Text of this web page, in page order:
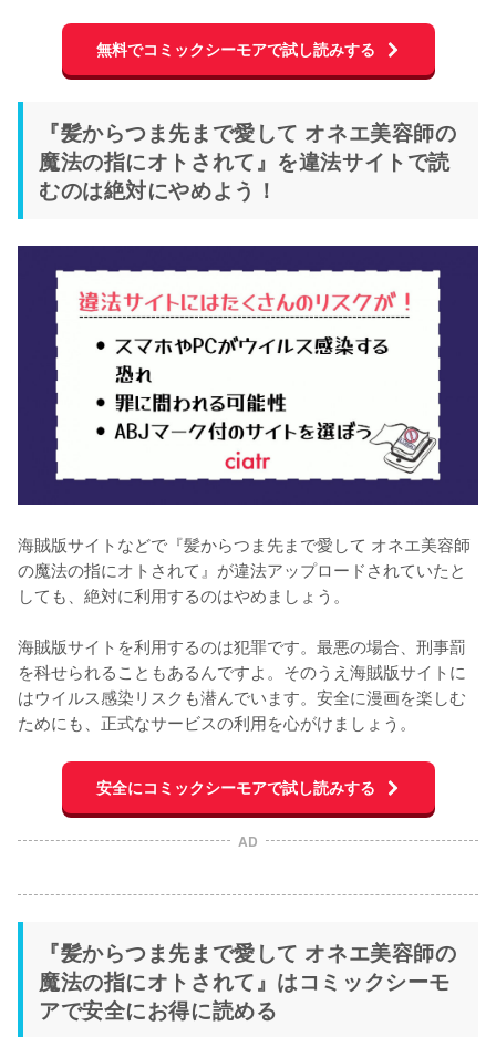
無料でコミックシーモアで試し読みする
『髪からつま先まで愛して オネエ美容師の
魔法の指にオトされて』を違法サイトで読
むのは絶対にやめよう！
海賊版サイトなどで『髪からつま先まで愛して オネエ美容師
の魔法の指にオトされて』が違法アップロードされていたと
しても、絶対に利用するのはやめましょう。
海賊版サイトを利用するのは犯罪です。最悪の場合、刑事罰
を科せられることもあるんですよ。そのうえ海賊版サイトに
はウイルス感染リスクも潜んでいます。安全に漫画を楽しむ
ためにも、正式なサービスの利用を心がけましょう。
安全にコミックシーモアで試し読みする
AD
『髪からつま先まで愛して オネエ美容師の
魔法の指にオトされて』はコミックシーモ
アで安全にお得に読める